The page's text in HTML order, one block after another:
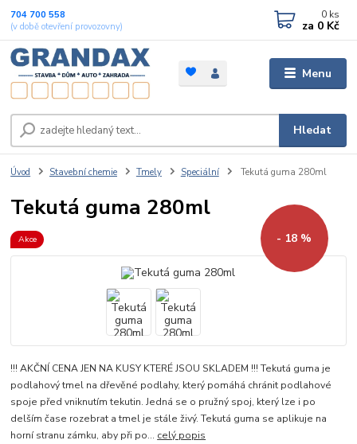
Menu
Hledat
704 700 558
(v době otevření provozovny)
0 ks
za 0 Kč
Úvod Stavební chemie Tmely Speciální Tekutá guma 280ml
Tekutá guma 280ml
Akce - 18 %
!!! AKČNÍ CENA JEN NA KUSY KTERÉ JSOU SKLADEM !!! Tekutá guma je
podlahový tmel na dřevěné podlahy, který pomáhá chránit podlahové
spoje před vniknutím tekutin. Jedná se o pružný spoj, který lze i po
delším čase rozebrat a tmel je stále živý. Tekutá guma se aplikuje na
horní stranu zámku, aby při po... celý popis